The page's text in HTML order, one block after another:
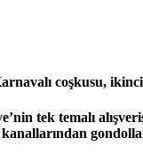
coşkusu,
tek temalı
kanallarından